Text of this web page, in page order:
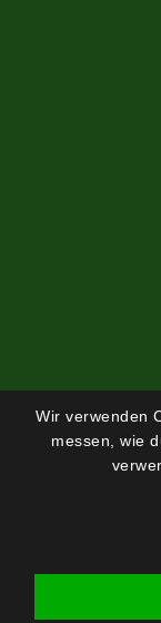
Wir verwenden
messen, wie